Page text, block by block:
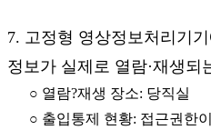
7. 고정형 영상정보처리기
정보가 실제로 열람·재생
○ 열람?재생 장소: 당직실
○ 출입통제 현황: 접근권한